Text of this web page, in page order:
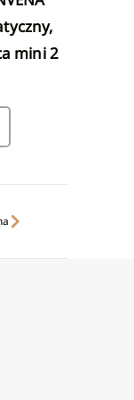
mini 2